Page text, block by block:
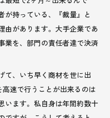
が持っている、『裁量』と
由があります。大手企業であ
業を、部門の責任者達で決済
て、いち早く商材を世に出
速で行うことが出来るのは
います。私自身は年間約数十